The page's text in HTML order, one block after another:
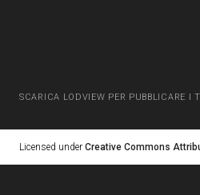
SCARICA LODVIEW PER PUBBLICARE I
Licensed under Creative Commons